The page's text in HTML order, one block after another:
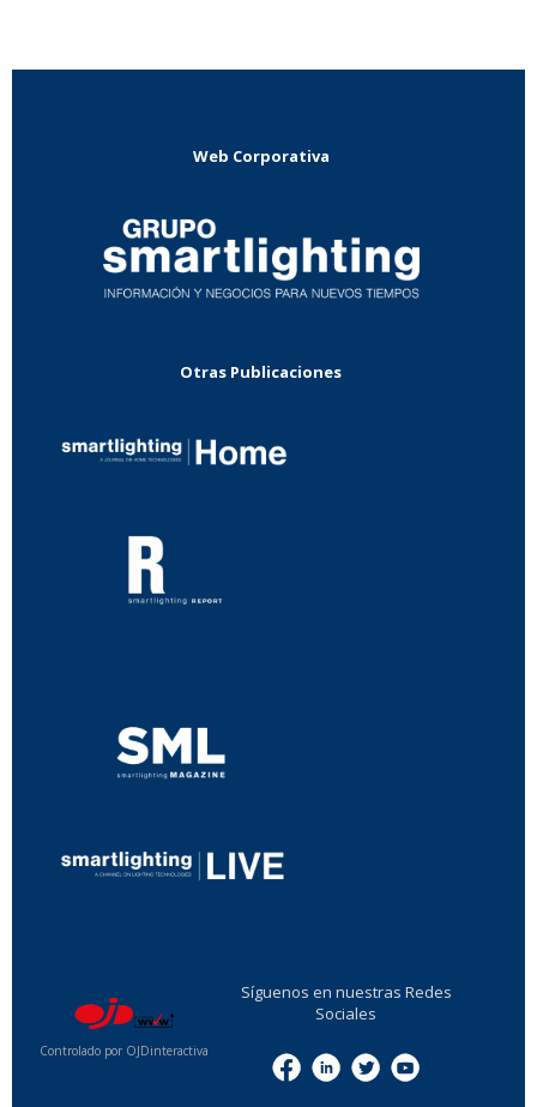
Web Corporativa
Otras Publicaciones
Controlado por OJDinteractiva
Síguenos en nuestras Redes
Sociales